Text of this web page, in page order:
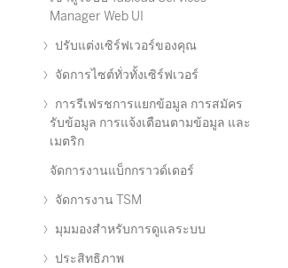
Manager Web UI
ปรับแต่งเซิร์ฟเวอร์ของคุณ
จัดการไซต์ทั่วทั้งเซิร์ฟเวอร์
การรีเฟรชการแยกข้อมูล การสมัคร
รับข้อมูล การแจ้งเตือนตามข้อมูล และ
เมตริก
จัดการงานแบ็กกราวด์เดอร์
จัดการงาน TSM
มุมมองสำหรับการดูแลระบบ
ประสิทธิภาพ